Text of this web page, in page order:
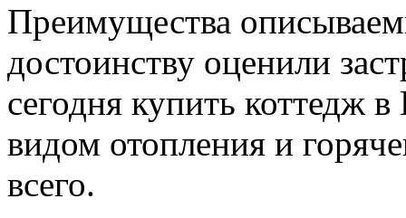
Преимущества
достоинству оценили
сегодня купить коттедж
видом отопления и
всего.